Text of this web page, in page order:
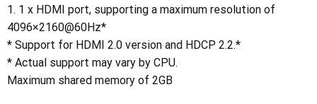
1. 1 x HDMI port, supporting a maximum resolution of
4096×2160@60Hz*
* Support for HDMI 2.0 version and HDCP 2.2.*
* Actual support may vary by CPU.
Maximum shared memory of 2GB